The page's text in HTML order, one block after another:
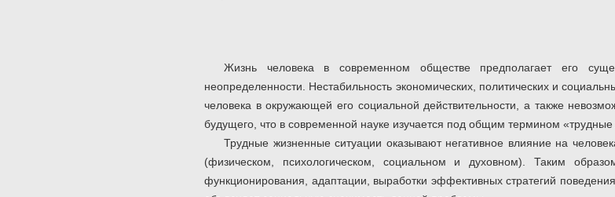
Жизнь человека в современном обществе предполагает его
неопределенности. Нестабильность экономических, политических и
человека в окружающей его социальной действительности, а также
будущего, что в современной науке изучается под общим термином «трудные
Трудные жизненные ситуации оказывают негативное влияние на
(физическом, психологическом, социальном и духовном). Таким
функционирования, адаптации, выработки эффективных стратегий